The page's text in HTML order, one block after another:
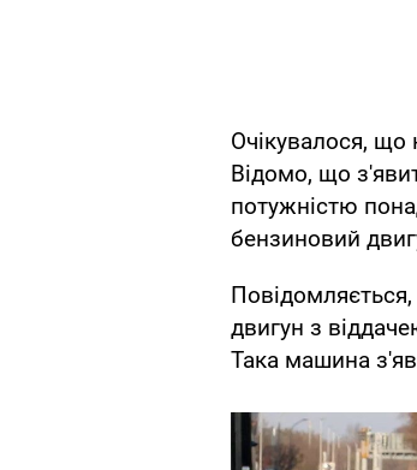
Очікувалося,
Відомо, що
потужністю
бензиновий
двигун з
Така машина